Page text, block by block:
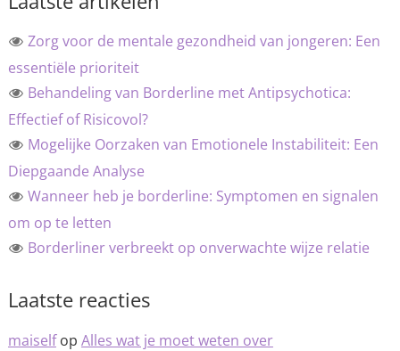
Zorg voor de mentale gezondheid van jongeren: Een
essentiële prioriteit
Behandeling van Borderline met Antipsychotica:
Effectief of Risicovol?
Mogelijke Oorzaken van Emotionele Instabiliteit: Een
Diepgaande Analyse
Wanneer heb je borderline: Symptomen en signalen
om op te letten
Borderliner verbreekt op onverwachte wijze relatie
Laatste reacties
maiselfop Alles wat je moet weten over